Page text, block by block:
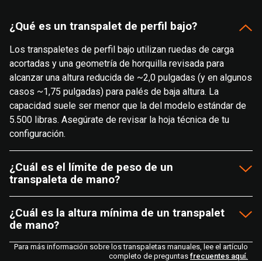
¿Qué es un transpalet de perfil bajo?
Los transpaletes de perfil bajo utilizan ruedas de carga
acortadas y una geometría de horquilla revisada para
alcanzar una altura reducida de ~2,0 pulgadas (y en algunos
casos ~1,75 pulgadas) para palés de baja altura. La
capacidad suele ser menor que la del modelo estándar de
5.500 libras. Asegúrate de revisar la hoja técnica de tu
configuración.
¿Cuál es el límite de peso de un
transpaleta de mano?
¿Cuál es la altura mínima de un transpalet
de mano?
Para más información sobre los transpaletas manuales, lee el artículo
completo de preguntas frecuentes aquí.